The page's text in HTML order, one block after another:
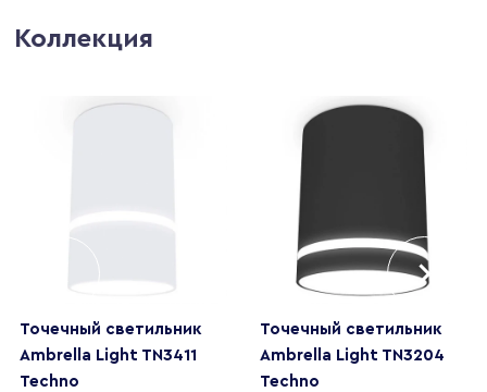
Коллекция
Точечный светильник
Ambrella Light TN3411
Techno
Точечный светильник
Ambrella Light TN3204
Techno